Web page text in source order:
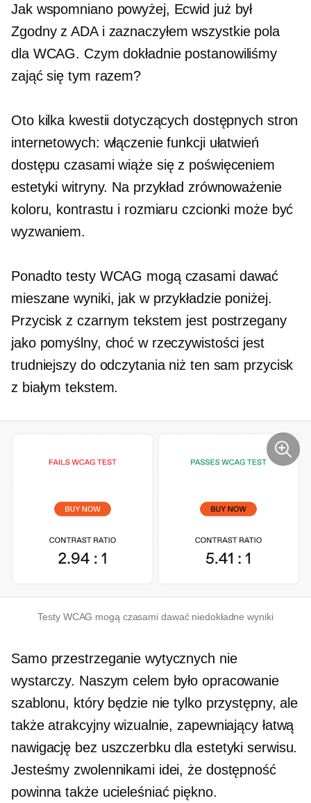
Jak wspomniano powyżej, Ecwid już był
Zgodny z ADAi zaznaczyłem wszystkie pola
dla WCAG. Czym dokładnie postanowiliśmy
zająć się tym razem?
Oto kilka kwestii dotyczących dostępnych stron
internetowych: włączenie funkcji ułatwień
dostępu czasami wiąże się z poświęceniem
estetyki witryny. Na przykład zrównoważenie
koloru, kontrastu i rozmiaru czcionki może być
wyzwaniem.
Ponadto testy WCAG mogą czasami dawać
mieszane wyniki, jak w przykładzie poniżej.
Przycisk z czarnym tekstem jest postrzegany
jako pomyślny, choć w rzeczywistości jest
trudniejszy do odczytania niż ten sam przycisk
z białym tekstem.
Testy WCAG mogą czasami dawać niedokładne wyniki
Samo przestrzeganie wytycznych nie
wystarczy. Naszym celem było opracowanie
szablonu, który będzie nie tylko przystępny, ale
także atrakcyjny wizualnie, zapewniający łatwą
nawigację bez uszczerbku dla estetyki serwisu.
Jesteśmy zwolennikami idei, że dostępność
powinna także ucieleśniać piękno.